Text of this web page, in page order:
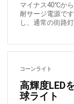
マイナス40℃か
耐サージ電源で
し、通常の街路
コーンライト
高輝度LED
球ライト